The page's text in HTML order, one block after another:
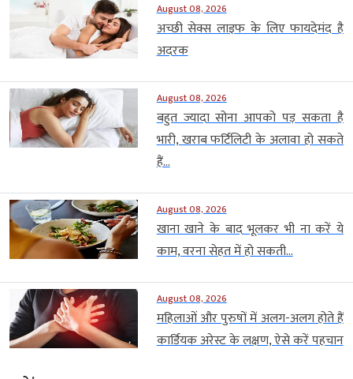
August 08, 2026
अच्छी सेक्स लाइफ के लिए फायदेमंद है
अदरक
August 08, 2026
बहुत ज्यादा सोना आपको पड़ सकता है
भारी, खराब फर्टिलिटी के अलावा हो सकते
हैं...
August 08, 2026
खाना खाने के बाद भूलकर भी ना करें ये
काम, वरना सेहत में हो सकती...
August 08, 2026
महिलाओं और पुरुषों में अलग-अलग होते हैं
कार्डियक अरेस्ट के लक्षण, ऐसे करें पहचान